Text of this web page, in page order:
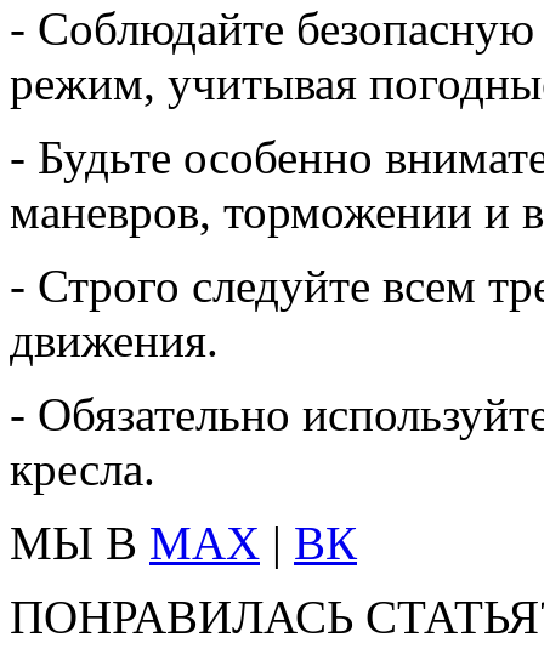
- Соблюдайте
режим, учитывая
- Будьте особенно
маневров, торможении и
- Строго следуйте всем
движения.
- Обязательно
кресла.
МЫ В MAX | ВК
ПОНРАВИЛАСЬ